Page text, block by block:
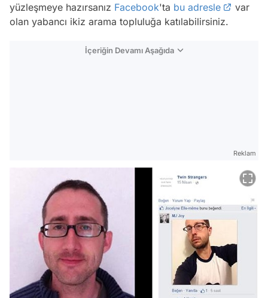
yüzleşmeye hazırsanız Facebook'ta bu adresle
var
olan yabancı ikiz arama topluluğa katılabilirsiniz.
İçeriğin Devamı Aşağıda
Reklam